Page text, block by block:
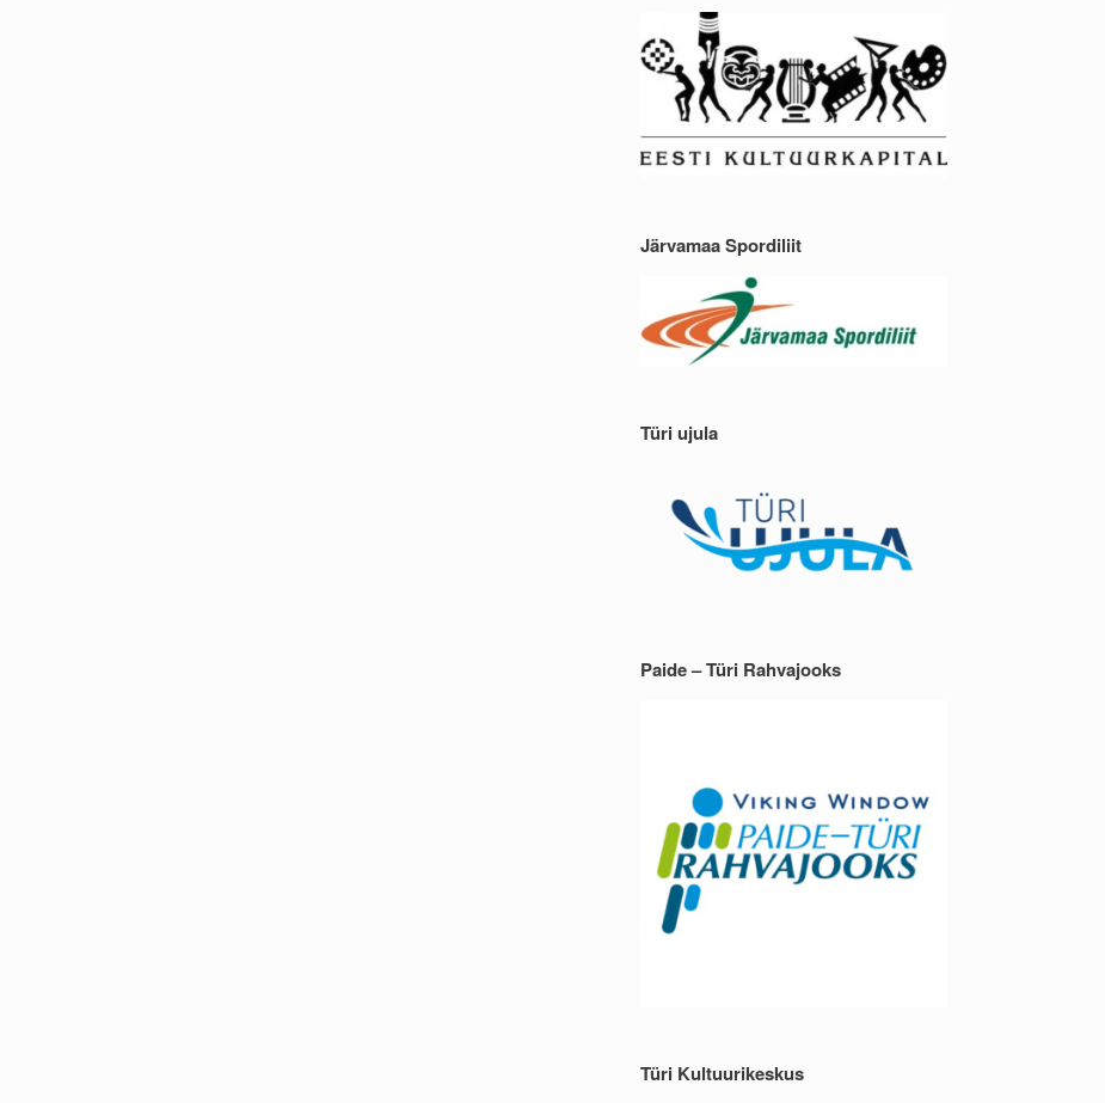
Järvamaa Spordiliit
Türi ujula
Paide – Türi Rahvajooks
Türi Kultuurikeskus